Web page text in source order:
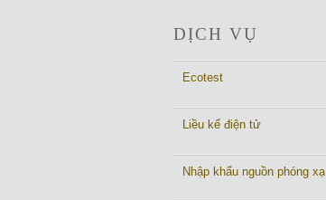
DỊCH VỤ
Ecotest
Liều kế điện tử
Nhập khẩu nguồn phóng xạ